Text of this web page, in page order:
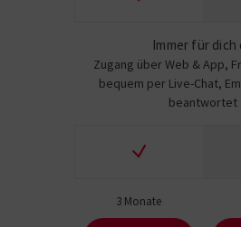
Immer für dich
Zugang über Web & App,
bequem per Live-Chat,
beantwortet
3 Monate